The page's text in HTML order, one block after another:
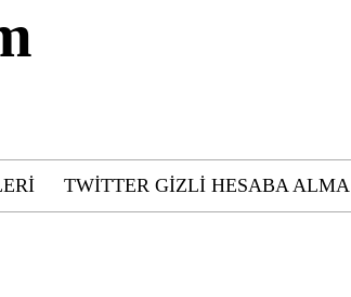
TWITTER GIZLI HESABA ALMA